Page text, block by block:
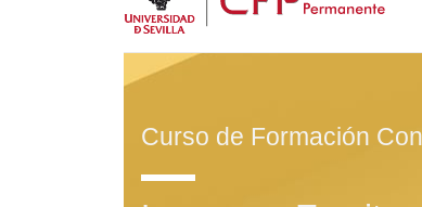
Curso de Formación